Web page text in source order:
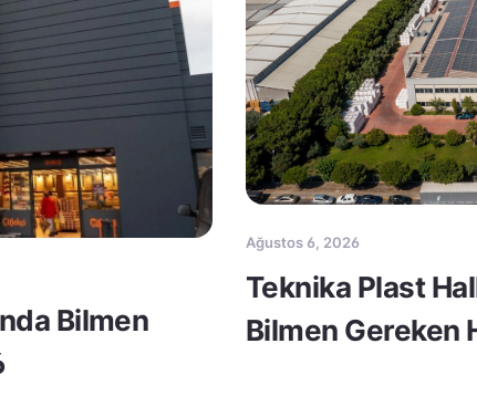
Bilmen
Ağustos 6, 2026
Teknika Plast
Bilmen Gereken